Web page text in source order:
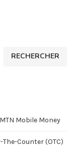
RECHERCHER
Mobile Money
Counter (OTC)